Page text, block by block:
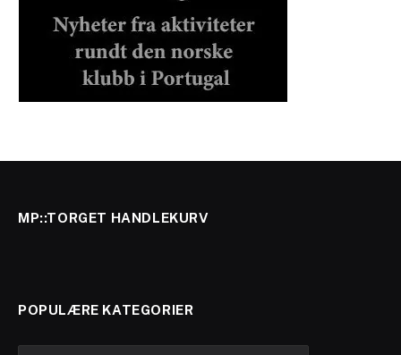
MP::TORGET HANDLEKURV
POPULÆRE KATEGORIER